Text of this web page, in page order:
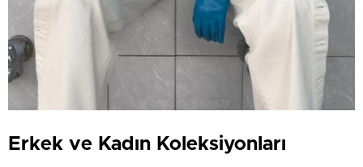
Erkek ve Kadın Koleksiyonları